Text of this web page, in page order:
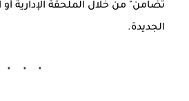
تضامن" من خلال الملحقة الإدارية
الجديدة.